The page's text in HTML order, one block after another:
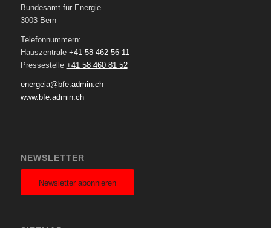
Bundesamt für Energie
3003 Bern
Telefonnummern:
Hauszentrale +41 58 462 56 11
Pressestelle +41 58 460 81 52
energeia@bfe.admin.ch
www.bfe.admin.ch
NEWSLETTER
Newsletter abonnieren